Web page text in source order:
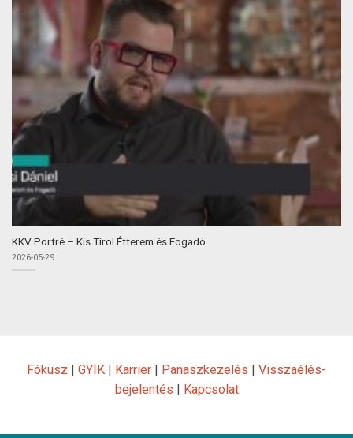
KKV Portré – Kis Tirol Étterem és Fogadó
2026-05-29
Fókusz | GYIK | Karrier | Panaszkezelés | Visszaélés-
bejelentés | Kapcsolat